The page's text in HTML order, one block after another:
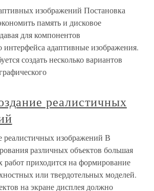
изображений Постановка
память и дисковое
для компонентов
интерфейса адаптивные изображения.
создать несколько вариантов
реалистичных
реалистичных изображений В
различных объектов большая
работ приходится на формирование
или твердотельных моделей.
на экране дисплея должно